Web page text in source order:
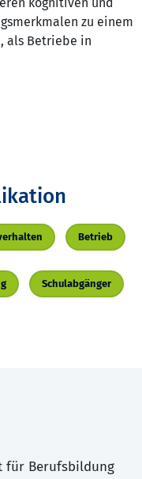
zu einem
als Betriebe in
Betrieb
Schulabgänger
für Berufsbildung